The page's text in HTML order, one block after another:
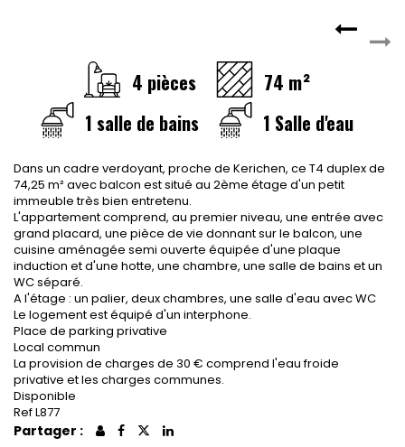
4 pièces
74 m²
1 salle de bains
1 Salle d'eau
Dans un cadre verdoyant, proche de Kerichen, ce T4 duplex de
74,25 m² avec balcon est situé au 2ème étage d'un petit
immeuble très bien entretenu.
L'appartement comprend, au premier niveau, une entrée avec
grand placard, une pièce de vie donnant sur le balcon, une
cuisine aménagée semi ouverte équipée d'une plaque
induction et d'une hotte, une chambre, une salle de bains et un
WC séparé.
A l'étage : un palier, deux chambres, une salle d'eau avec WC
Le logement est équipé d'un interphone.
Place de parking privative
Local commun
La provision de charges de 30 € comprend l'eau froide
privative et les charges communes.
Disponible
Ref L877
Partager :